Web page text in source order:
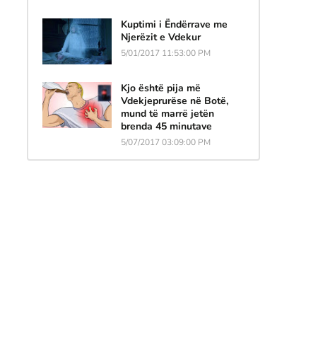
Kuptimi i Ëndërrave me
Njerëzit e Vdekur
5/01/2017 11:53:00 PM
Kjo është pija më
Vdekjeprurëse në Botë,
mund të marrë jetën
brenda 45 minutave
5/07/2017 03:09:00 PM